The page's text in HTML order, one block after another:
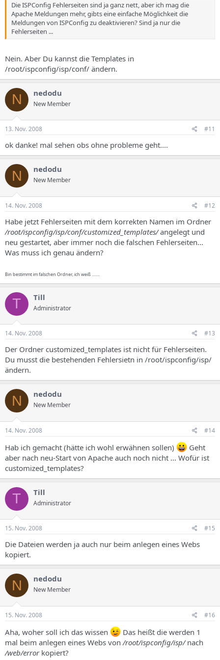
Die ISPConfig Fehlerseiten sind ja ganz nett, aber ich mag die
Apache Meldungen mehr, gibts eine einfache Möglichkeit die
Meldungen von ISPConfig zu deaktivieren? Sind ja nur die
Fehlerseiten ...
Nein. Aber Du kannst die Templates in
/root/ispconfig/isp/conf/ ändern.
N nedodu
New Member
13. Nov. 2008 #11
ok danke! mal sehen obs ohne probleme geht....
N nedodu
New Member
14. Nov. 2008 #12
Habe jetzt Fehlerseiten mit dem korrekten Namen im Ordner
/root/ispconfig/isp/conf/customized_templates/angelegt und
neu gestartet, aber immer noch die falschen Fehlerseiten...
Was muss ich genau ändern?
Bin bestimmt im falschen Ordner, ich weiß ........
T Till
Administrator
14. Nov. 2008 #13
Der Ordner customized_templates ist nicht für Fehlerseiten.
Du musst die bestehenden Fehlersietn in /root/ispconfig/isp/
ändern.
N nedodu
New Member
14. Nov. 2008 #14
Hab ich gemacht (hätte ich wohl erwähnen sollen)
Geht
aber nach neu-Start von Apache auch noch nicht ... Wofür ist
customized_templates?
T Till
Administrator
15. Nov. 2008 #15
Die Dateien werden ja auch nur beim anlegen eines Webs
kopiert.
N nedodu
New Member
15. Nov. 2008 #16
Aha, woher soll ich das wissen
Das heißt die werden 1
mal beim anlegen eines Webs von /root/ispconfig/isp/nach
/web/errorkopiert?